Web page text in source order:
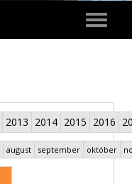
Toggle
2013 2014 2015 2016
august september október